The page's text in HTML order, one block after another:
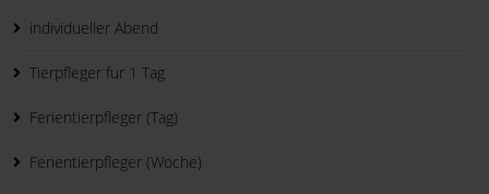
individueller Abend
Tierpfleger fur 1 Tag
Ferientierpfleger (Tag)
Ferientierpfleger (Woche)